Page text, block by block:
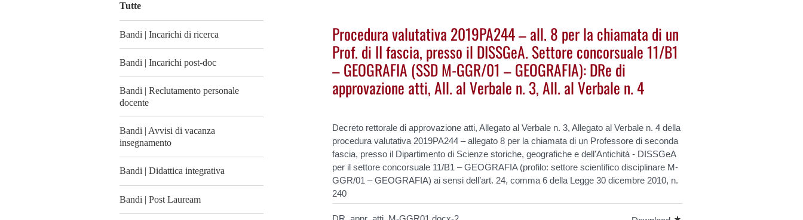
Tutte
Bandi | Incarichi di ricerca
Bandi | Incarichi post-doc
Bandi | Reclutamento personale
docente
Bandi | Avvisi di vacanza
insegnamento
Bandi | Didattica integrativa
Bandi | Post Lauream
Procedura valutativa 2019PA244 – all. 8 per la chiamata di un
Prof. di II fascia, presso il DISSGeA. Settore concorsuale 11/B1
– GEOGRAFIA (SSD M-GGR/01 – GEOGRAFIA): DRe di
approvazione atti, All. al Verbale n. 3, All. al Verbale n. 4
Decreto rettorale di approvazione atti, Allegato al Verbale n. 3, Allegato al Verbale n. 4 della
procedura valutativa 2019PA244 –allegato 8 per la chiamata di un Professore di seconda
fascia, presso il Dipartimento di Scienze storiche, geografiche e dell'Antichità - DISSGeA
per il settore concorsuale 11/B1 – GEOGRAFIA (profilo: settorescientifico disciplinare M-
GGR/01 – GEOGRAFIA) ai sensi dell’art. 24,comma 6 della Legge 30 dicembre 2010, n.
240